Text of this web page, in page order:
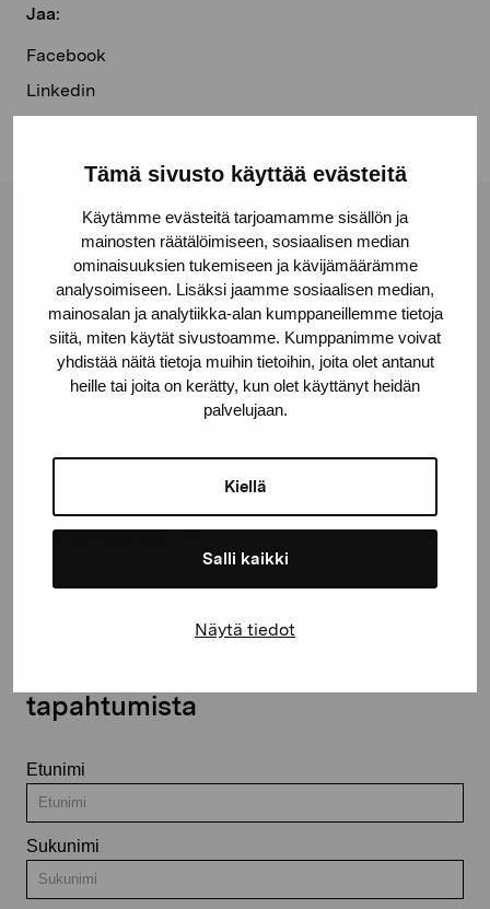
Tämä sivusto käyttää evästeitä
Käytämme evästeitä tarjoamamme sisällön ja
mainosten räätälöimiseen, sosiaalisen median
ominaisuuksien tukemiseen ja kävijämäärämme
analysoimiseen. Lisäksi jaamme sosiaalisen median,
mainosalan ja analytiikka-alan kumppaneillemme tietoja
siitä, miten käytät sivustoamme. Kumppanimme voivat
yhdistää näitä tietoja muihin tietoihin, joita olet antanut
heille tai joita on kerätty, kun olet käyttänyt heidän
palvelujaan.
Kiellä
Salli kaikki
Näytä tiedot
Jaa:
Facebook
Linkedin
Pro Artibus -säätiö
Kustaa Vaasan katu 11
10600 Tammisaari
proartibus@proartibus.fi
+358 (0)50 371 6339
Ota yhteyttä
tapahtumista
Etunimi
Sukunimi